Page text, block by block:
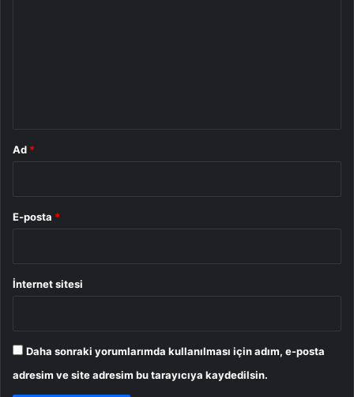
Ad *
E-posta *
İnternet sitesi
Daha sonraki yorumlarımda kullanılması için adım, e-posta
adresim ve site adresim bu tarayıcıya kaydedilsin.